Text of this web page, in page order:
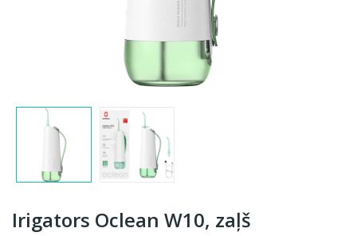
Irigators Oclean W10, zaļš